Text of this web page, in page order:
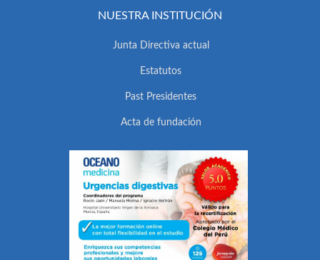
NUESTRA INSTITUCIÓN
Junta Directiva actual
Estatutos
Past Presidentes
Acta de fundación